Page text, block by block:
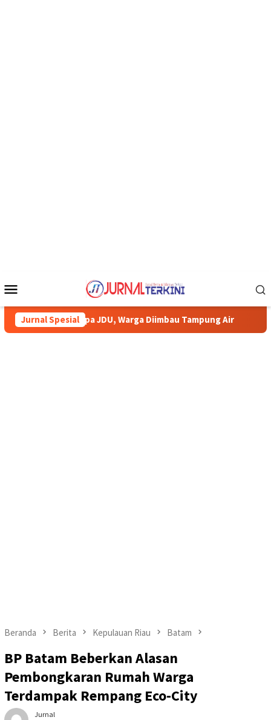
Mobile
Jurnal Spesial
Pipa JDU, Warga Diimbau Tampung Air Pemkab
Beranda Berita Kepulauan Riau Batam
BP Batam Beberkan Alasan
Pembongkaran Rumah Warga
Terdampak Rempang Eco-City
Jurnal